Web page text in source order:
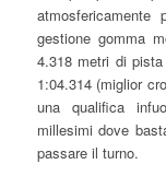
gestione gomma
4.318 metri di
1:04.314 (miglior
una qualifica
millesimi dove
passare il turno.